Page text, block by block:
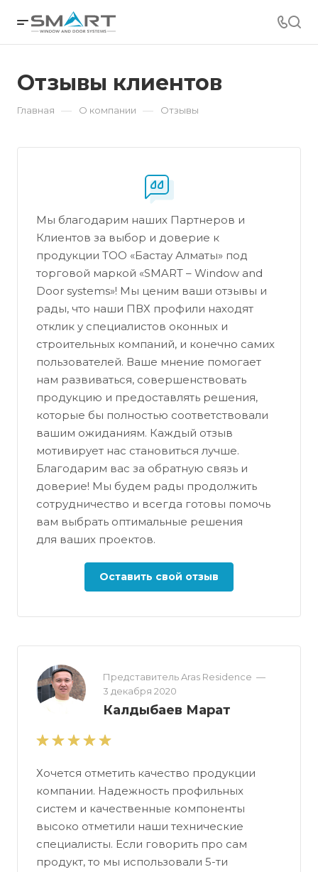
Отзывы клиентов
Главная — О компании — Отзывы
Мы благодарим наших Партнеров и
Клиентов за выбор и доверие к
продукции ТОО «Бастау Алматы» под
торговой маркой «SMART – Window and
Door systems»! Мы ценим ваши отзывы и
рады, что наши ПВХ профили находят
отклик у специалистов оконных и
строительных компаний, и конечно самих
пользователей. Ваше мнение помогает
нам развиваться, совершенствовать
продукцию и предоставлять решения,
которые бы полностью соответствовали
вашим ожиданиям. Каждый отзыв
мотивирует нас становиться лучше.
Благодарим вас за обратную связь и
доверие! Мы будем рады продолжить
сотрудничество и всегда готовы помочь
вам выбрать оптимальные решения
для ваших проектов.
Оставить свой отзыв
Представитель Aras Residence —
3 декабря 2020
Калдыбаев Марат
Хочется отметить качество продукции
компании. Надежность профильных
систем и качественные компоненты
высоко отметили наши технические
специалисты. Если говорить про сам
продукт, то мы использовали 5-ти